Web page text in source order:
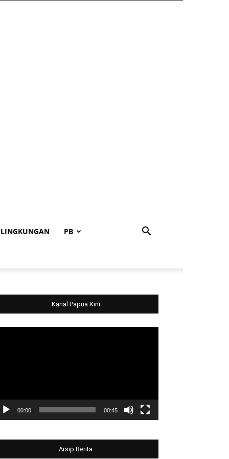
LINGKUNGAN PB
Kanal Papua Kini
00:00 00:45
Arsip Berita